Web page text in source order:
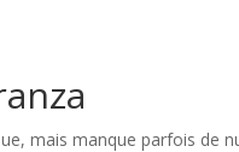
mais manque parfois de